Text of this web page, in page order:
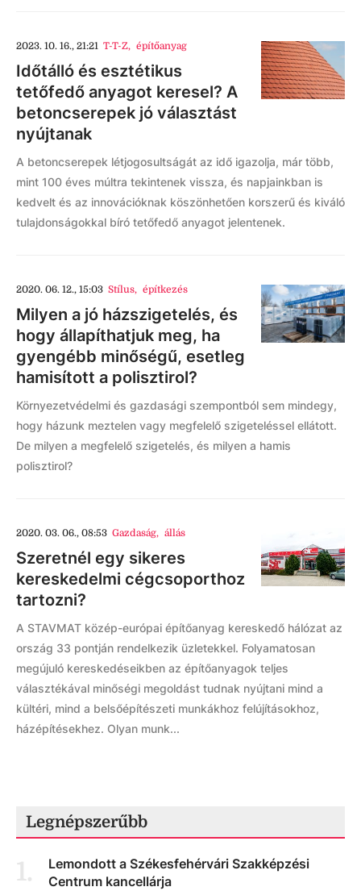
2023. 10. 16., 21:21 T-T-Z, építőanyag
Időtálló és esztétikus
tetőfedő anyagot keresel? A
betoncserepek jó választást
nyújtanak
A betoncserepek létjogosultságát az idő igazolja, már több,
mint 100 éves múltra tekintenek vissza, és napjainkban is
kedvelt és az innovációknak köszönhetően korszerű és kiváló
tulajdonságokkal bíró tetőfedő anyagot jelentenek.
2020. 06. 12., 15:03 Stílus, építkezés
Milyen a jó házszigetelés, és
hogy állapíthatjuk meg, ha
gyengébb minőségű, esetleg
hamisított a polisztirol?
Környezetvédelmi és gazdasági szempontból sem mindegy,
hogy házunk meztelen vagy megfelelő szigeteléssel ellátott.
De milyen a megfelelő szigetelés, és milyen a hamis
polisztirol?
2020. 03. 06., 08:53 Gazdaság, állás
Szeretnél egy sikeres
kereskedelmi cégcsoporthoz
tartozni?
A STAVMAT közép-európai építőanyag kereskedő hálózat az
ország 33 pontján rendelkezik üzletekkel. Folyamatosan
megújuló kereskedéseikben az építőanyagok teljes
választékával minőségi megoldást tudnak nyújtani mind a
kültéri, mind a belsőépítészeti munkákhoz felújításokhoz,
házépítésekhez. Olyan munk...
Legnépszerűbb
1.
Lemondott a Székesfehérvári Szakképzési
Centrum kancellárja